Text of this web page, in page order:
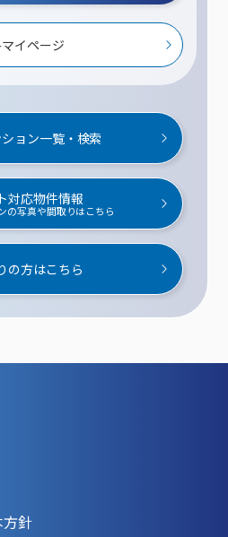
イページ
ョン一覧・検索
対応物件情報
の写真や間取りはこちら
の方はこちら
針